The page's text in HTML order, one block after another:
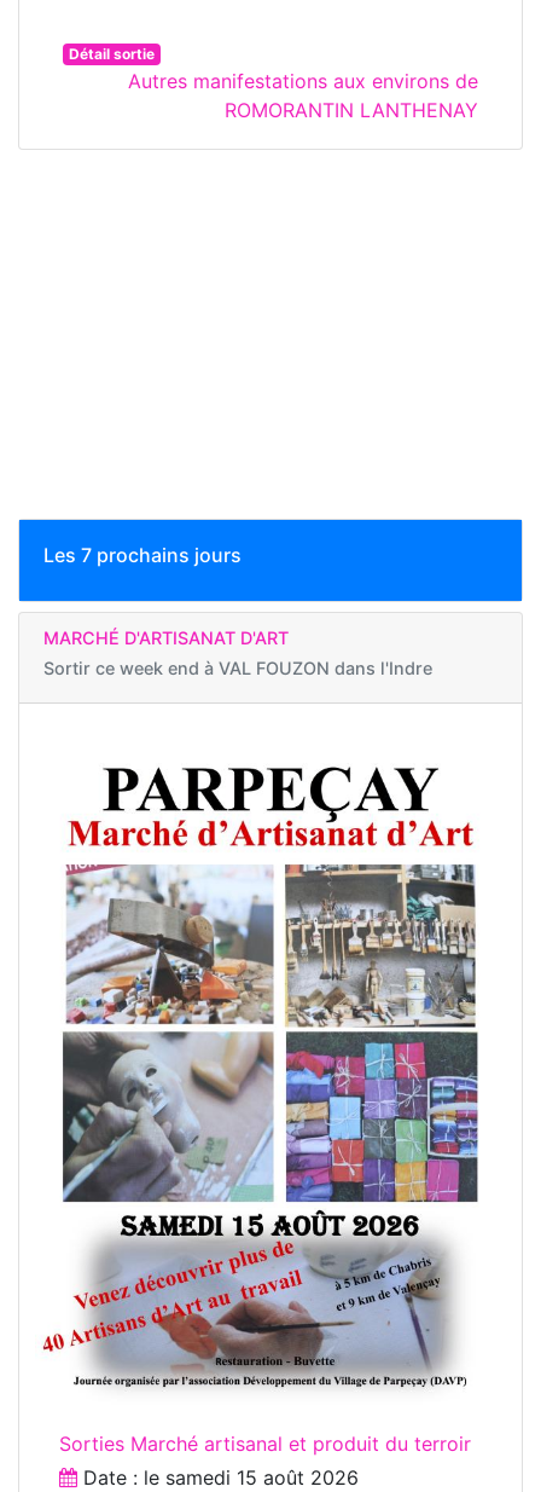
Détail sortie
Autres manifestations aux environs de
ROMORANTIN LANTHENAY
Les 7 prochains jours
MARCHÉ D'ARTISANAT D'ART
Sortir ce week end à VAL FOUZON dans l'Indre
Sorties Marché artisanal et produit du terroir
Date : le samedi 15 août 2026